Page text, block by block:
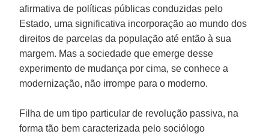
afirmativa de políticas públicas conduzidas pelo
Estado, uma significativa incorporação ao mundo dos
direitos de parcelas da população até então à sua
margem. Mas a sociedade que emerge desse
experimento de mudança por cima, se conhece a
modernização, não irrompe para o moderno.
Filha de um tipo particular de revolução passiva, na
forma tão bem caracterizada pelo sociólogo